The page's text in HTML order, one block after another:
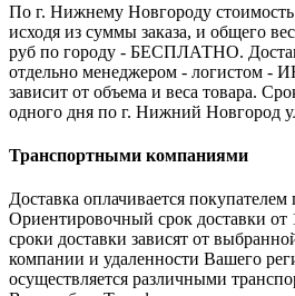
По г. Нижнему Новгороду стоимость
исходя из суммы заказа, и общего
руб по городу - БЕСПЛАТНО.
отдельно менеджером -
зависит от объема и веса товара.
одного дня по г. Нижний Новгород
Транспортными компаниями
Доставка оплачивается
Ориентировочный срок доставки от
сроки доставки зависят от
компании и удаленности Вашего
осуществляется различными